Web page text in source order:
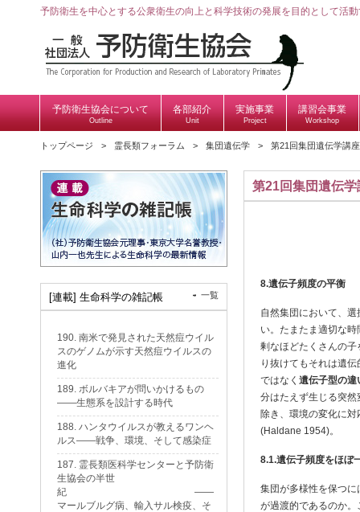
予防衛生を中心とする公衆衛生の向上と科学技術の発展を目的として活
予防衛生協会について
Outline
各部紹介
Unit
実施事業
Project
講習会事業
Workshop
トップページ 霊長類フォーラム 集団遺伝学 第21回集団遺伝学講座
第21回集団遺伝学
8.遺伝子頻度の平衡
自然集団において、
い。たまたま適切な
剰なほどたくさんの
り抜けてもそれは遺
ではなく 遺伝子型の違
分はたえず生じる突
除き、環境の変化に
(Haldane 1954)。
8.1.遺伝子頻度をほぼ
集団が多様性を保つ
が過渡的であるのか
[連載] 生命科学の雑記帳 一覧
190. 南米で発見された天然痘ウイル
スのゲノムが示す天然痘ウイルスの
進化
189. ボルバキアが問いかけるもの
——生態系を設計する時代
188. ハンタウイルスが教えるワンヘ
ルス——戦争、環境、そして感染症
187. 霊長類医科学センターと予防衛
生協会の半世
紀 ——
マールブルグ病、輸入サル検疫、そ